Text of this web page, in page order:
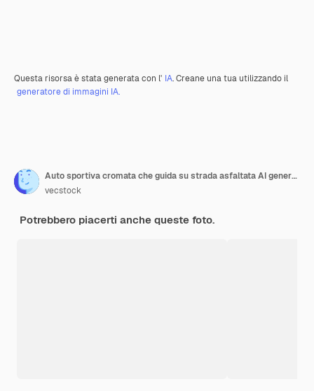
Questa risorsa è stata generata con l' IA. Creane una tua utilizzando il
generatore di immagini IA.
Auto sportiva cromata che guida su strada asfaltata AI generativa
vecstock
Potrebbero piacerti anche queste foto.